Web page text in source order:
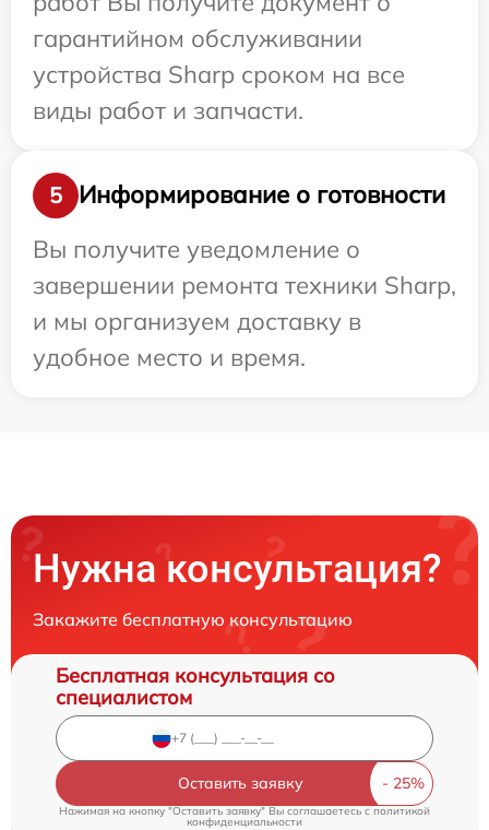
гарантийном обслуживании
устройства Sharp сроком на все
виды работ и запчасти.
5
Информирование о готовности
Вы получите уведомление о
завершении ремонта техники Sharp,
и мы организуем доставку в
удобное место и время.
Нужна консультация?
Закажите бесплатную консультацию
Бесплатная консультация со
специалистом
Оставить заявку
Нажимая на кнопку "Оставить заявку" Вы соглашаетесь cполитикой
конфиденциальности